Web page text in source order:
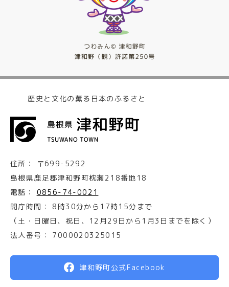
歴史と文化の薫る日本のふるさと
住所：
〒699-5292
島根県鹿足郡津和野町枕瀬218番地18
電話：
0856-74-0021
開庁時間：
8時30分から17時15分まで
（土・日曜日、祝日、12月29日から1月3日までを除く）
法人番号：
7000020325015
津和野町公式Facebook